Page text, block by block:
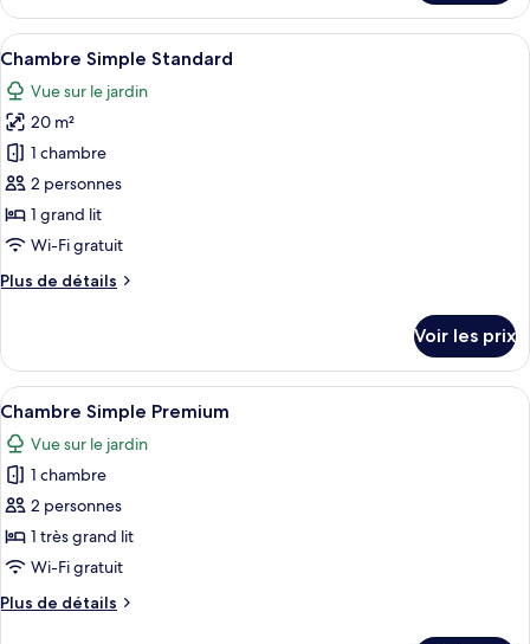
1
chambre
le
type
de
chambre
Chambre
Simple
Affaires,
chambre
Afficher
toutes
les
photos
pour
ce
type
de
chambre :
Chambre
Chambre Simple Standard | 1
18
Chambre Simple Standard
Vue sur le jardin
20 m²
1 chambre
2 personnes
1 grand lit
Wi-Fi gratuit
Plus de détails
Plus
le
type
de
chambre
Chambre
Simple
Standard
Voir les prix
Afficher
toutes
les
photos
pour
ce
type
chambre :
Un lit avec du linge de lit blanc, un
26
Chambre Simple Premium
Vue sur le jardin
1 chambre
2 personnes
1 très grand lit
Wi-Fi gratuit
Plus de détails
Plus